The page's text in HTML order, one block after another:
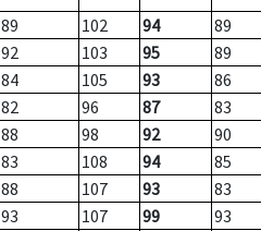
89 102 94
89
92 103 95
89
84 105 93
86
82 96 87
83
88 98 92
90
83 108 94
85
88 107 93
83
93 107 99
93